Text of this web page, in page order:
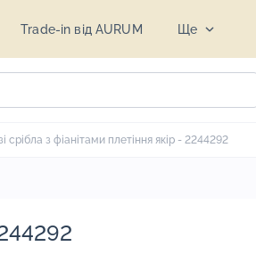
Trade-in від AURUM Ще
з фіанітами плетіння якір - 2244292